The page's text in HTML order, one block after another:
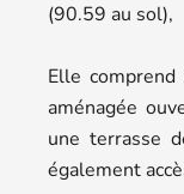
(90.59 au sol),
Elle comprend
aménagée
une terrasse
également